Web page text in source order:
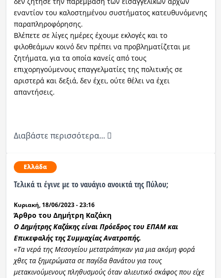
εναντίον του καλοστημένου συστήματος κατευθυνόμενης
παραπληροφόρησης.
Βλέπετε σε λίγες ημέρες έχουμε εκλογές και το
φιλοθεάμων κοινό δεν πρέπει να προβληματίζεται με
ζητήματα, για τα οποία κανείς από τους
επιχορηγούμενους επαγγελματίες της πολιτικής σε
αριστερά και δεξιά, δεν έχει, ούτε θέλει να έχει
απαντήσεις.
Διαβάστε περισσότερα...
Ελλάδα
Τελικά τι έγινε με το ναυάγιο ανοικτά της Πύλου;
Κυριακή, 18/06/2023 - 23:16
Άρθρο του Δημήτρη Καζάκη
Ο Δημήτρης Καζάκης είναι Πρόεδρος του ΕΠΑΜ και
Επικεφαλής της Συμμαχίας Ανατροπής.
«Τα νερά της Μεσογείου μετατράπηκαν για μια ακόμη φορά
χθες τα ξημερώματα σε παγίδα θανάτου για τους
μετακινούμενους πληθυσμούς όταν αλιευτικό σκάφος που είχε